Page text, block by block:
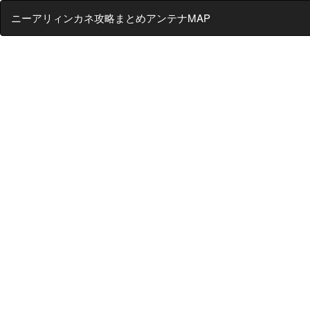
ニーアリィンカネ攻略まとめアンテナMAP